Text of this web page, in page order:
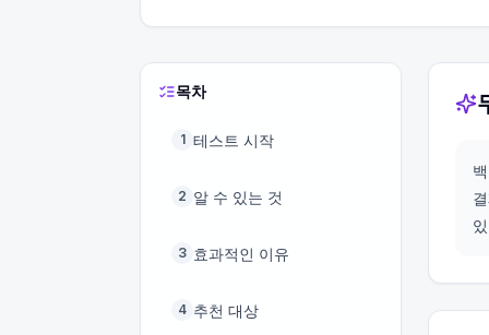
목차
1 테스트 시작
2 알 수 있는 것
3 효과적인 이유
4 추천 대상